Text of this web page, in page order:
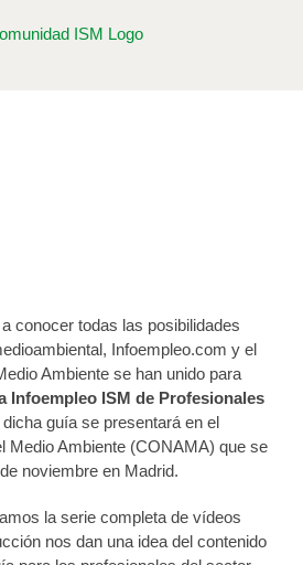
conocer todas las posibilidades
Infoempleo.com y el
Ambiente se han unido para
Infoempleo ISM de Profesionales
dicha guía se presentará en el
Medio Ambiente (CONAMA) que se
noviembre en Madrid.
la serie completa de vídeos
nos dan una idea del contenido